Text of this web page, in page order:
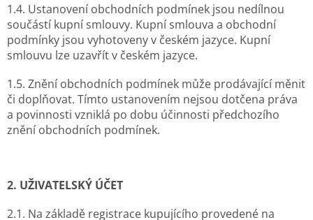
1.4. Ustanovení obchodních podmínek jsou nedílnou
součástí kupní smlouvy. Kupní smlouva a obchodní
podmínky jsou vyhotoveny v českém jazyce. Kupní
smlouvu lze uzavřít v českém jazyce.
1.5. Znění obchodních podmínek může prodávající měnit
či doplňovat. Tímto ustanovením nejsou dotčena práva
a povinnosti vzniklá po dobu účinnosti předchozího
znění obchodních podmínek.
2. UŽIVATELSKÝ ÚČET
2.1. Na základě registrace kupujícího provedené na